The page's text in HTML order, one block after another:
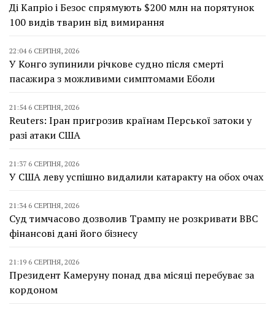
Ді Капріо і Безос спрямують $200 млн на порятунок
100 видів тварин від вимирання
22:04 6 СЕРПНЯ, 2026
У Конго зупинили річкове судно після смерті
пасажира з можливими симптомами Еболи
21:54 6 СЕРПНЯ, 2026
Reuters: Іран пригрозив країнам Перської затоки у
разі атаки США
21:37 6 СЕРПНЯ, 2026
У США леву успішно видалили катаракту на обох очах
21:34 6 СЕРПНЯ, 2026
Суд тимчасово дозволив Трампу не розкривати BBC
фінансові дані його бізнесу
21:19 6 СЕРПНЯ, 2026
Президент Камеруну понад два місяці перебуває за
кордоном